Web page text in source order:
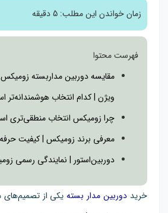
زمان خواندن این مطلب: 5 دقیقه
فهرست محتوا
مقایسه دوربین مداربسته زومیکس
ویژن | کدام انتخاب هوشمندانه‌تر
چرا زومیکس انتخاب منطقی‌تری
معرفی برند زومیکس | کیفیت
دوربین‌استور | نمایندگی رسمی
خرید دوربین مدار بستهیکی از تصمیم‌های